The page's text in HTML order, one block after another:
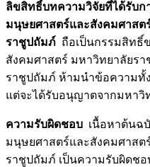
ลิขสิทธิ์บทความวิจัยที่ได้รับก
มนุษยศาสตร์และสังคมศาสต
ราชูปถัมภ์ ถือเป็นกรรมสิทธิ์
สังคมศาสตร์ มหาวิทยาลัยร
ราชูปถัมภ์ ห้ามนำข้อความทั้
แต่จะได้รับอนุญาตจากมหา
ความรับผิดชอบ เนื้อหาต้นฉ
มนุษยศาสตร์และสังคมศาสต
ราชูปถัมภ์ เป็นความรับผิดช